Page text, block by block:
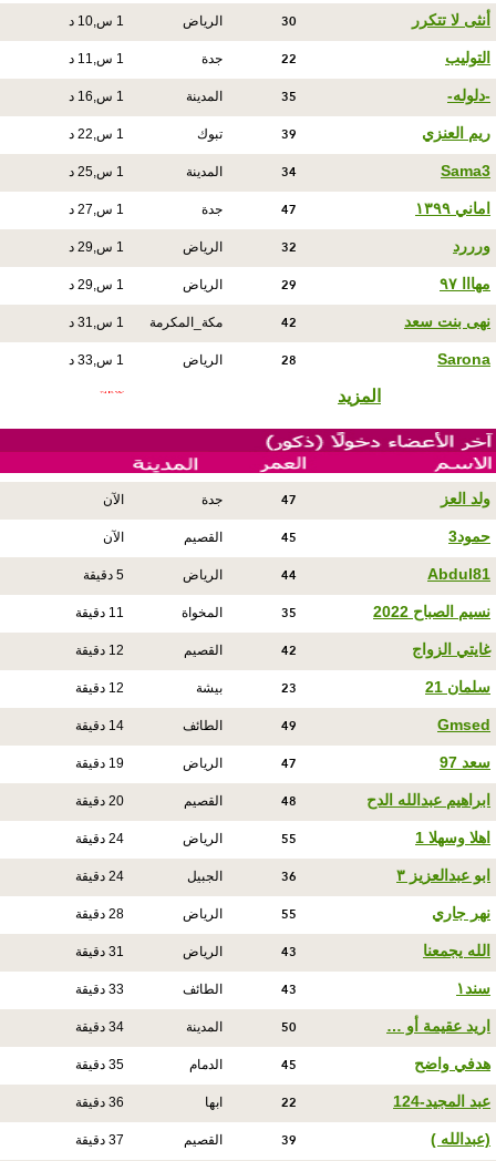
أنثى لا تتكرر 30 الرياض 1 س,10 د
التوليب 22 جدة 1 س,11 د
-دلوله- 35 المدينة 1 س,16 د
ريم العنزي 39 تبوك 1 س,22 د
Sama3
34 المدينة 1 س,25 د
اماني ١٣٩٩ 47 جدة 1 س,27 د
ورررد 32 الرياض 1 س,29 د
مهااا ٩٧ 29 الرياض 1 س,29 د
نهى بنت سعد 42 مكة_المكرمة 1 س,31 د
Sarona
28 الرياض 1 س,33 د
المزيد
ولد العز 47 جدة الآن
حمود3 45 القصيم الآن
Abdul81
44 الرياض 5 دقيقة
نسيم الصباح 2022 35 المخواة 11 دقيقة
غايتي الزواج 42 القصيم 12 دقيقة
سلمان 21 23 بيشة 12 دقيقة
Gmsed
49 الطائف 14 دقيقة
سعد 97 47 الرياض 19 دقيقة
ابراهيم عبدالله الدح 48 القصيم 20 دقيقة
اهلا وسهلا 1 55 الرياض 24 دقيقة
ابو عبدالعزيز ٣ 36 الجبيل 24 دقيقة
نهر جاري 55 الرياض 28 دقيقة
الله يجمعنا 43 الرياض 31 دقيقة
سند١ 43 الطائف 33 دقيقة
اريد عقيمة أو … 50 المدينة 34 دقيقة
هدفي واضح 45 الدمام 35 دقيقة
عبد المجيد-124 22 ابها 36 دقيقة
(عبدالله ) 39 القصيم 37 دقيقة